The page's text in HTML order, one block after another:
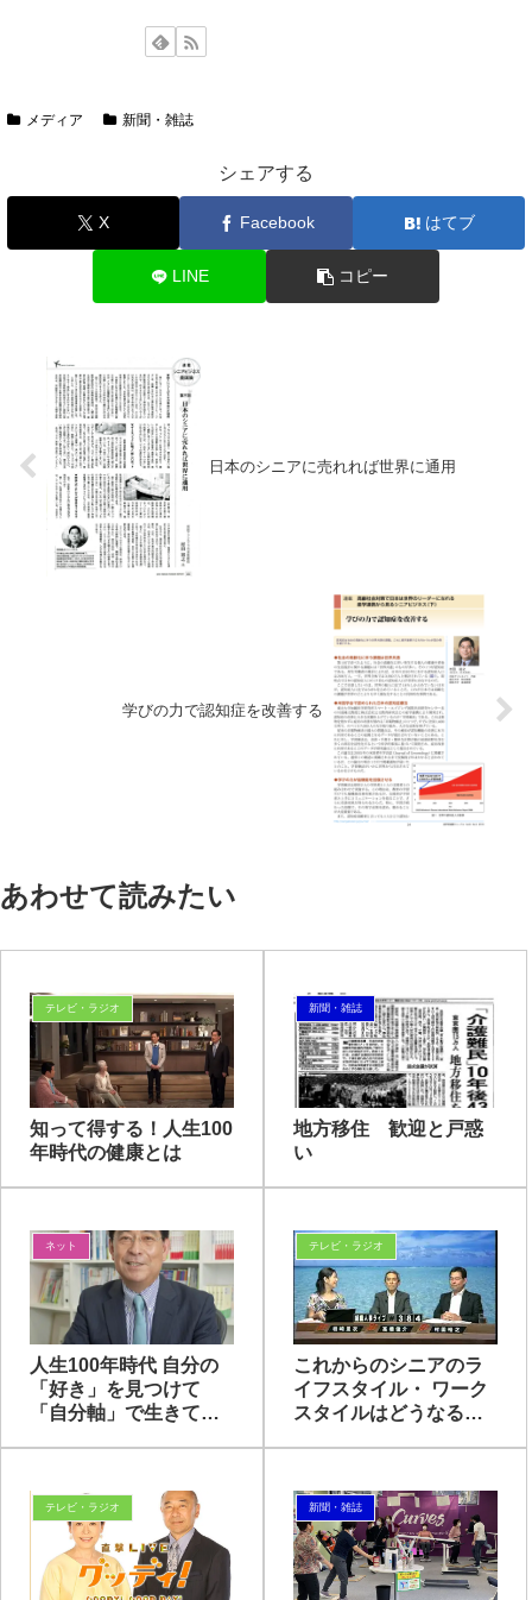
メディア 新聞・雑誌
シェアする
X Facebook はてブ
LINE コピー
日本のシニアに売れれば世界に通用
学びの力で認知症を改善する
あわせて読みたい
テレビ・ラジオ
知って得する！人生100
年時代の健康とは
新聞・雑誌
地方移住 歓迎と戸惑
い
ネット
人生100年時代 自分の
「好き」を見つけて
「自分軸」で生きてい
テレビ・ラジオ
これからのシニアのラ
イフスタイル・ ワーク
スタイルはどうなる
テレビ・ラジオ 新聞・雑誌